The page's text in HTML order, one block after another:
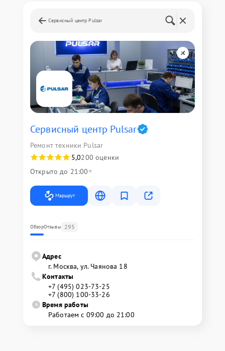
Сервисный центр Pulsar
Сервисный центр Pulsar
Ремонт техники Pulsar
5,0200 оценки
Открыто до 21:00
Маршрут
ОбзорОтзывы 295
Адрес
г. Москва, ул. Чаянова 18
Контакты
+7 (495) 023-73-25
+7 (800) 100-33-26
Время работы
Работаем с 09:00 до 21:00